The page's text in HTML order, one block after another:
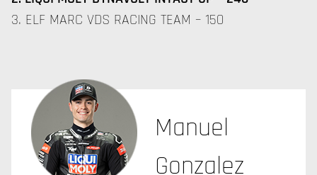
3. ELF MARC VDS RACING TEAM – 150
Manuel
Gonzalez